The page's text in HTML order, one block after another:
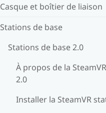
Casque et boîtier de liaison
Stations de base
Stations de base 2.0
À propos de la
2.0
Installer la SteamVR